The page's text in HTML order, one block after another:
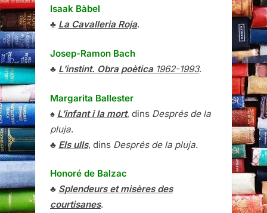
Isaak Bàbel
♣ La Cavalleria Roja.
Josep-Ramon Bach
♣ L’instint. Obra poètica1962-1993.
Margarita Ballester
♠ L’infant i la mort, dins Després de la
pluja.
♣ Els ulls, dins Després de la pluja.
Honoré de Balzac
♣ Splendeurs et misères des
courtisanes.